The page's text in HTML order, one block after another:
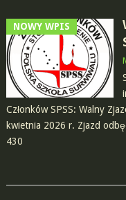
NOWY WPIS
Członków SPSS: Walny
kwietnia 2026 r. Zjazd
430